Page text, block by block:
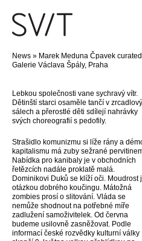
News » Marek Meduna Čpavek
Galerie Václava Špály, Praha
Lebkou společnosti vane sychravý vítr.
Dětinští starci osaměle tančí v
sálech a přerostlé děti sdílejí nahrávky
svých choreografií s pedofily.
Strašidlo komunizmu si líže rány a
kapitalismu má zuby sežrané
Nabídka pro kanibaly je v obchodních
řetězcích nadále proklatě malá.
Dominikovi Duků se klíží oči. Moudrost
otázkou dobrého koučingu. Mátožná
zombies prosí o slitování. Vláda se
nemůže shodnout na potřebné míře
zadlužení samoživitelek. Od června
budeme usilovně zasněžovat. Podle
informací české rozvědky kulturní války